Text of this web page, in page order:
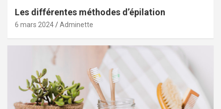
Les différentes méthodes d’épilation
6 mars 2024 Adminette